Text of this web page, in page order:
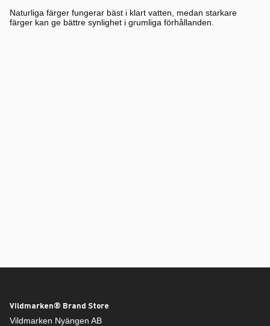
Naturliga färger fungerar bäst i klart vatten, medan starkare
färger kan ge bättre synlighet i grumliga förhållanden.
Vildmarken® Brand Store
Vildmarken Nyängen AB